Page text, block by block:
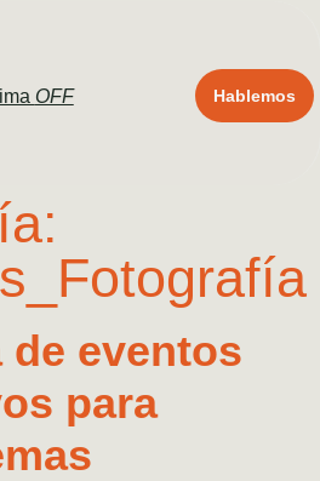
OFF Hablemos
eventos
para